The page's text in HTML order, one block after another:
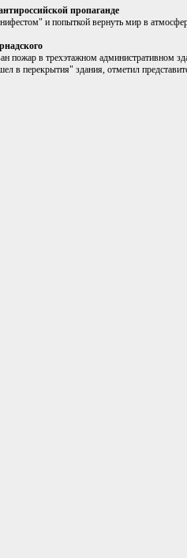
пропаганде
и попыткой вернуть мир в
в трехэтажном административном
в перекрытия" здания, отметил